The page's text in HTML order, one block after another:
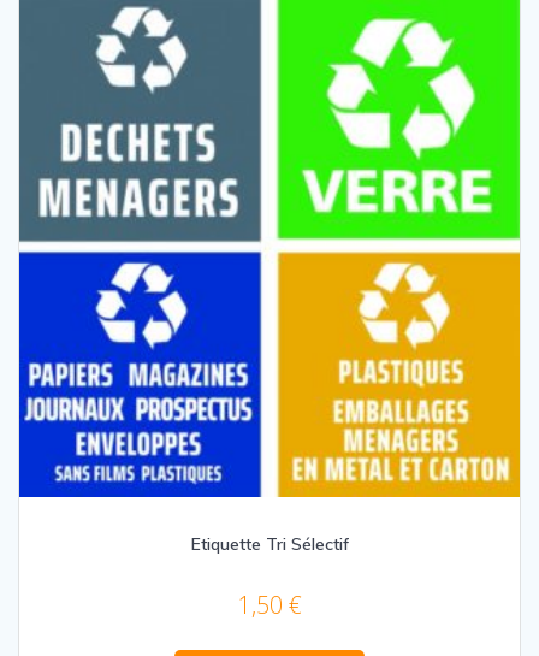
Etiquette Tri Sélectif
1,50 €
Ce